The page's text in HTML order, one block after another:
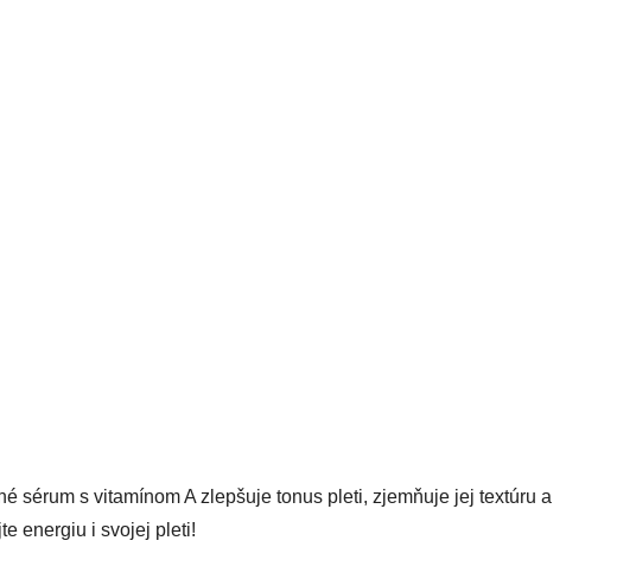
sérum s vitamínom A zlepšuje tonus pleti, zjemňuje jej textúru a
energiu i svojej pleti!